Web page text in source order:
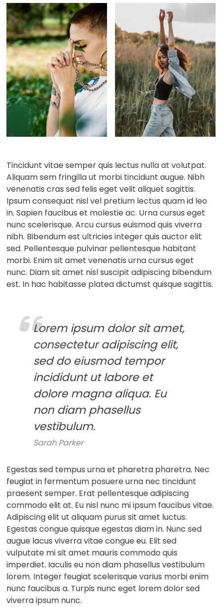
Tincidunt vitae semper quis lectus nulla at volutpat.
Aliquam sem fringilla ut morbi tincidunt augue. Nibh
venenatis cras sed felis eget velit aliquet sagittis.
Ipsum consequat nisl vel pretium lectus quam id leo
in. Sapien faucibus et molestie ac. Urna cursus eget
nunc scelerisque. Arcu cursus euismod quis viverra
nibh. Bibendum est ultricies integer quis auctor elit
sed. Pellentesque pulvinar pellentesque habitant
morbi. Enim sit amet venenatis urna cursus eget
nunc. Diam sit amet nisl suscipit adipiscing bibendum
est. In hac habitasse platea dictumst quisque sagittis.
Lorem ipsum dolor sit amet,
consectetur adipiscing elit,
sed do eiusmod tempor
incididunt ut labore et
dolore magna aliqua. Eu
non diam phasellus
vestibulum.
Sarah Parker
Egestas sed tempus urna et pharetra pharetra. Nec
feugiat in fermentum posuere urna nec tincidunt
praesent semper. Erat pellentesque adipiscing
commodo elit at. Eu nisl nunc mi ipsum faucibus vitae.
Adipiscing elit ut aliquam purus sit amet luctus.
Egestas congue quisque egestas diam in. Nunc sed
augue lacus viverra vitae congue eu. Elit sed
vulputate mi sit amet mauris commodo quis
imperdiet. Iaculis eu non diam phasellus vestibulum
lorem. Integer feugiat scelerisque varius morbi enim
nunc faucibus a. Turpis nunc eget lorem dolor sed
viverra ipsum nunc.